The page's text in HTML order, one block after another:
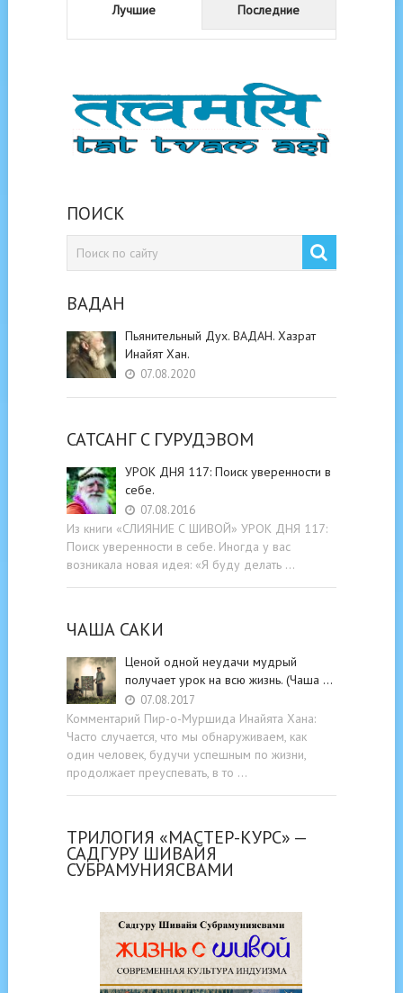
Лучшие Последние
ПОИСК
ВАДАН
Пьянительный Дух. ВАДАН. Хазрат
Инайят Хан.
07.08.2020
САТСАНГ C ГУРУДЭВОМ
УРОК ДНЯ 117: Поиск уверенности в
себе.
07.08.2016
Из книги «СЛИЯНИЕ С ШИВОЙ» УРОК ДНЯ 117:
Поиск уверенности в себе. Иногда у вас
возникала новая идея: «Я буду делать …
ЧАША САКИ
Ценой одной неудачи мудрый
получает урок на всю жизнь. (Чаша …
07.08.2017
Комментарий Пир-о-Муршида Инайята Хана:
Часто случается, что мы обнаруживаем, как
один человек, будучи успешным по жизни,
продолжает преуспевать, в то …
ТРИЛОГИЯ «МАСТЕР-КУРС» —
САДГУРУ ШИВАЙЯ
СУБРАМУНИЯСВАМИ